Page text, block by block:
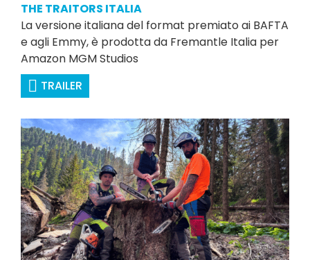
THE TRAITORS ITALIA
La versione italiana del format premiato ai BAFTA
e agli Emmy, è prodotta da Fremantle Italia per
Amazon MGM Studios
TRAILER